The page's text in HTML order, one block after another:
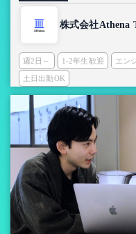
株式会社Athena
週2日～ 1-2年生歓迎 エン
土日出勤OK